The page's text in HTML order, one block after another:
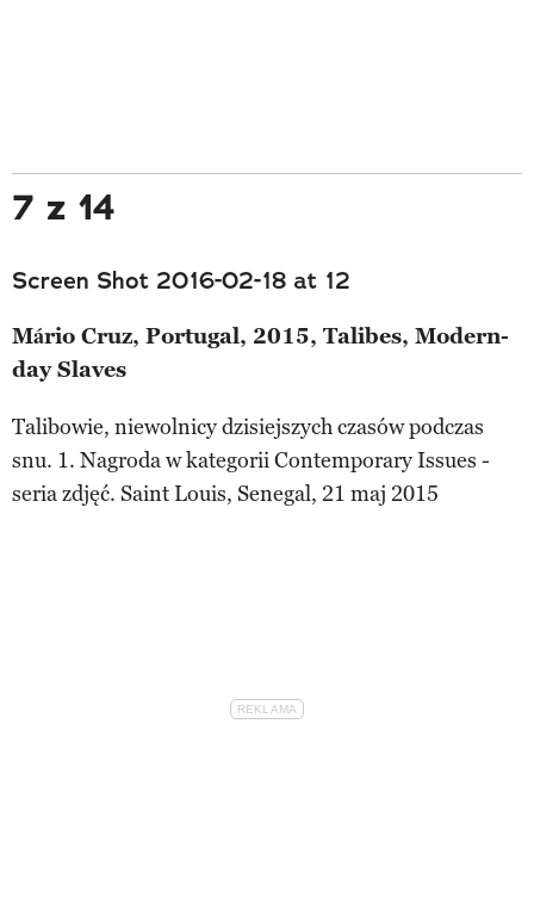
7 z 14
Screen Shot 2016-02-18 at 12
Mário Cruz, Portugal, 2015, Talibes, Modern-
day Slaves
Talibowie, niewolnicy dzisiejszych czasów podczas
snu. 1. Nagroda w kategorii Contemporary Issues -
seria zdjęć. Saint Louis, Senegal, 21 maj 2015